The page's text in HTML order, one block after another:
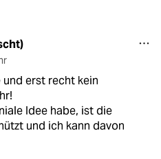
erst recht kein
Idee habe, ist die
und ich kann davon